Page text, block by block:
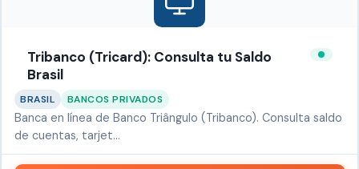
Tribanco (Tricard): Consulta tu Saldo
Brasil
BRASIL BANCOS PRIVADOS
Banca en línea de Banco Triângulo (Tribanco). Consulta saldo
de cuentas, tarjet…